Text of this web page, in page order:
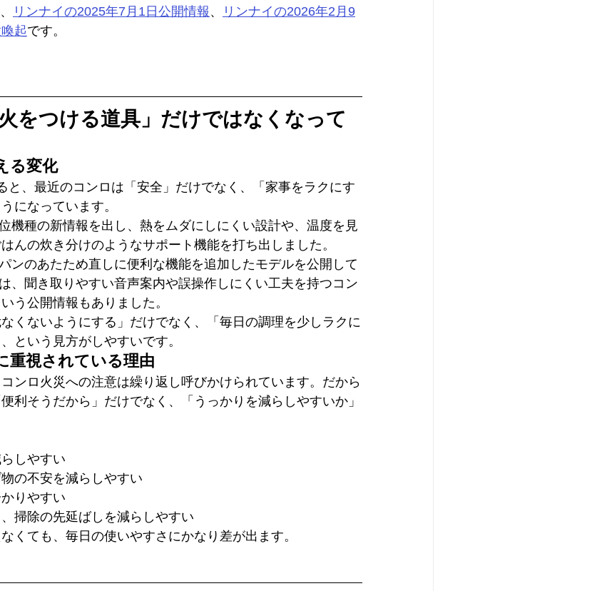
、 リンナイの2025年7月1日公開情報 、
リンナイの2026年2月9
起です。
をつける道具」だけではなくなって
る変化
と、最近のコンロは「安全」だけでなく、「家事をラクにす
になっています。
機種の新情報を出し、熱をムダにしにくい設計や、温度を見
んの炊き分けのようなサポート機能を打ち出しました。
ンのあたため直しに便利な機能を追加したモデルを公開して
、聞き取りやすい音声案内や誤操作しにくい工夫を持つコン
う公開情報もありました。
くないようにする」だけでなく、「毎日の調理を少しラクに
という見方がしやすいです。
重視されている理由
ンロ火災への注意は繰り返し呼びかけられています。だから
利そうだから」だけでなく、「うっかりを減らしやすいか」
しやすい
の不安を減らしやすい
りやすい
掃除の先延ばしを減らしやすい
くても、毎日の使いやすさにかなり差が出ます。